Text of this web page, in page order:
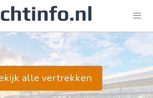
alle vertrekken